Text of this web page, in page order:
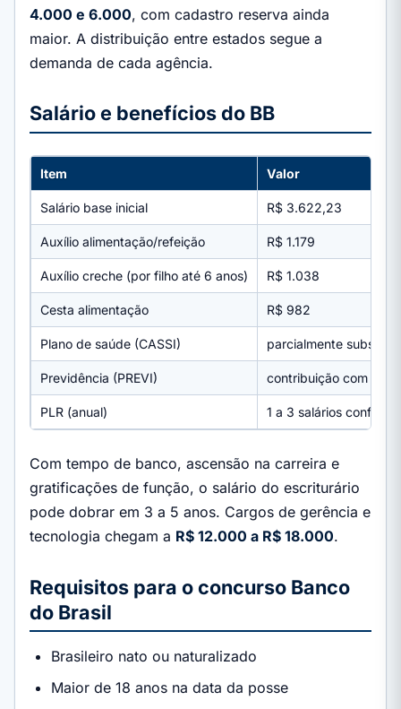
4.000 e 6.000, com cadastro reserva ainda
maior. A distribuição entre estados segue a
demanda de cada agência.
Salário e benefícios do BB
Item Valor
Salário base inicial R$ 3.622,23
Auxílio alimentação/refeição R$ 1.179
Auxílio creche (por filho até 6 anos) R$ 1.038
Cesta alimentação R$ 982
Plano de saúde (CASSI) parcialmente
Previdência (PREVI) contribuição com
PLR (anual) 1 a 3 salários
Com tempo de banco, ascensão na carreira e
gratificações de função, o salário do escriturário
pode dobrar em 3 a 5 anos. Cargos de gerência e
tecnologia chegam a R$ 12.000 a R$ 18.000.
Requisitos para o concurso Banco
do Brasil
Brasileiro nato ou naturalizado
Maior de 18 anos na data da posse